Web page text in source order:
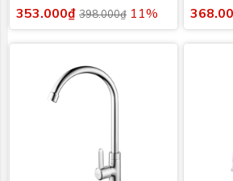
353.000₫ 398.000₫ 11%